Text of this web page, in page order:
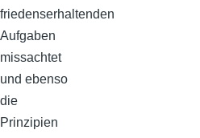
friedenserhaltenden
Aufgaben
missachtet
und ebenso
die
Prinzipien